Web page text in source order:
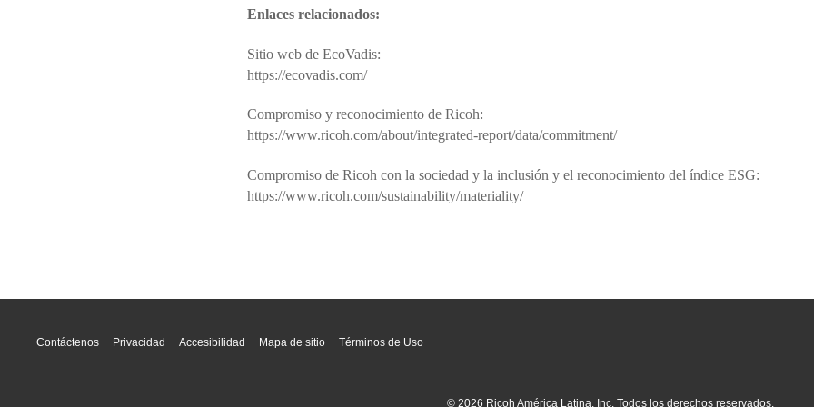
Enlaces relacionados:
Sitio web de EcoVadis:
https://ecovadis.com/
Compromiso y reconocimiento de Ricoh:
https://www.ricoh.com/about/integrated-report/data/commitment/
Compromiso de Ricoh con la sociedad y la inclusión y el reconocimiento del índice ESG:
https://www.ricoh.com/sustainability/materiality/
Contáctenos Privacidad Accesibilidad Mapa de sitio Términos de Uso
© 2026 Ricoh América Latina, Inc. Todos los derechos reservados.